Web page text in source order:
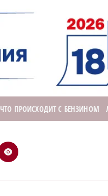
ЧТО ПРОИСХОДИТ С БЕНЗИНОМ
e